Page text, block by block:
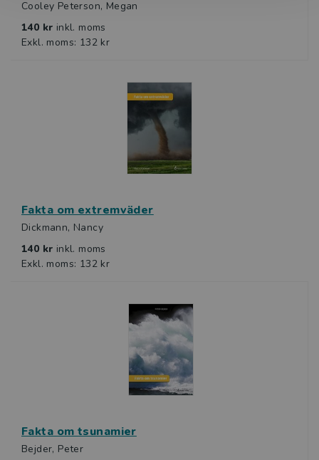
Cooley Peterson, Megan
140 kr inkl. moms
Exkl. moms: 132 kr
Fakta om extremväder
Dickmann, Nancy
140 kr inkl. moms
Exkl. moms: 132 kr
Fakta om tsunamier
Bejder, Peter